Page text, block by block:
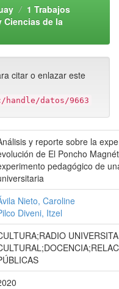
1 Trabajos
Ciencias de la
citar o enlazar este
datos/9663
y reporte sobre la
de El Poncho
pedagógico de
Nieto, Caroline
Diveni, Itzel